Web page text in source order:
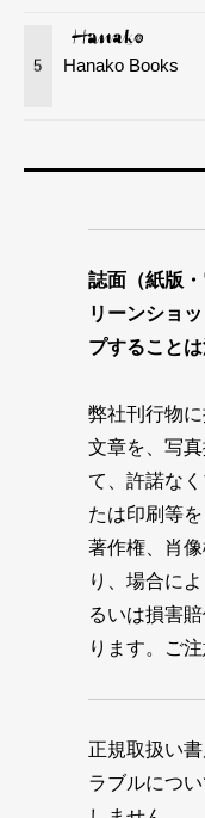
5 Hanako Books
誌面（紙版
リーンショ
プすること
弊社刊行物
文章を、写
て、許諾な
たは印刷等
著作権、肖
り、場合に
るいは損害
ります。ご注
正規取扱い
ラブルにつ